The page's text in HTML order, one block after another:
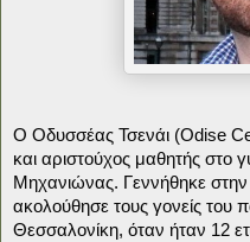
Ο Οδυσσέας Τσενάι (Odise
και αριστούχος μαθητής στο
Μηχανιώνας. Γεννήθηκε
ακολούθησε τους γονείς του
Θεσσαλονίκη, όταν ήταν 12